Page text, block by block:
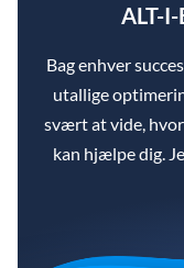
ALT-
Bag enhver
utallige
svært at vide, hvor
kan hjælpe dig.